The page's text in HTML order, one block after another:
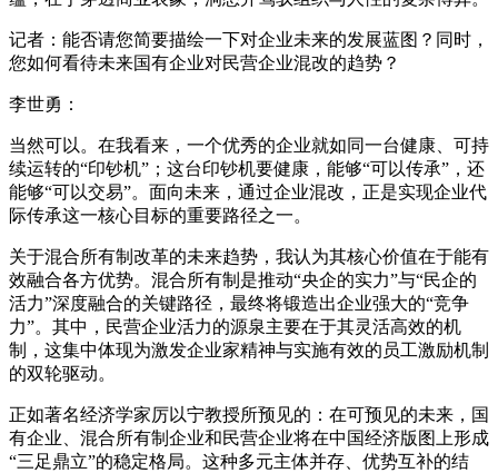
记者：能否请您简要描绘一下对企业未来的发展蓝图？同时，
您如何看待未来国有企业对民营企业混改的趋势？
李世勇：
当然可以。在我看来，一个优秀的企业就如同一台健康、可持
续运转的“印钞机”；这台印钞机要健康，能够“可以传承”，还
能够“可以交易”。面向未来，通过企业混改，正是实现企业代
际传承这一核心目标的重要路径之一。
关于混合所有制改革的未来趋势，我认为其核心价值在于能有
效融合各方优势。混合所有制是推动“央企的实力”与“民企的
活力”深度融合的关键路径，最终将锻造出企业强大的“竞争
力”。其中，民营企业活力的源泉主要在于其灵活高效的机
制，这集中体现为激发企业家精神与实施有效的员工激励机制
的双轮驱动。
正如著名经济学家厉以宁教授所预见的：在可预见的未来，国
有企业、混合所有制企业和民营企业将在中国经济版图上形成
“三足鼎立”的稳定格局。这种多元主体并存、优势互补的结